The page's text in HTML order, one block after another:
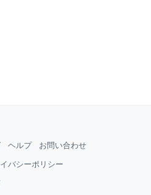
ヘルプ お問い合わせ
バシーポリシー